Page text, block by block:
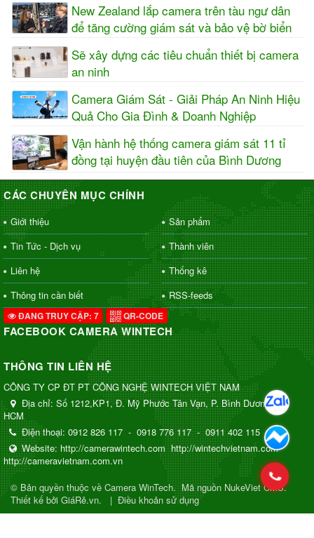
New Zealand lắp camera trên tàu ngư dân
để tăng cường giám sát và bảo vệ bờ biển
Sẽ xây dựng các tiêu chuẩn thiết bị camera
an ninh
Camera Giám Sát - Giải Pháp An Ninh Hiệu
Quả Cho Gia Đình & Doanh Nghiệp
Vận hành hệ thống camera giám sát 11 tỉ
đồng tại huyện đầu tiên của Bình Dương
CÁC CHUYÊN MỤC CHÍNH
Giới thiệu
Sản phẩm
Tin Tức - Dịch vụ
Thành viên
Liên hệ
Thống kê
Thông tin cần biết
RSS-feeds
ĐANG TRUY CẬP: 7 QR-CODE
FACEBOOK CAMERA WINTECH
THÔNG TIN LIÊN HỆ
CÔNG TY CP ĐT PT CÔNG NGHỆ WINTECH VIỆT NAM
Địa chỉ: Số 1212,KP1, Đ. Mỹ Phước Tân Vạn, P. Bình Dương, TP.
HCM
Điện thoại: 0912 826 117 - 0918 776 117 - 0911 402 115
Website: http://camerawintech.com http://wintechvietnam.com
http://cameravietnam.com.vn
© Bản quyền thuộc về Camera WinTech.Mã nguồn NukeViet CMS.
Thiết kế bởi GiáRẻ.vn.
| Điều khoản sử dụng